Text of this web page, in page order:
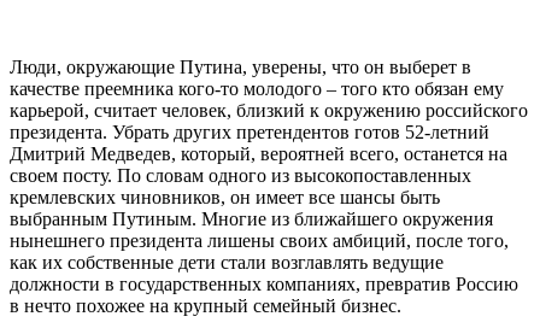
Люди, окружающие Путина, уверены, что он выберет в
качестве преемника кого-то молодого – того кто обязан ему
карьерой, считает человек, близкий к окружению российского
президента. Убрать других претендентов готов 52-летний
Дмитрий Медведев, который, вероятней всего, останется на
своем посту. По словам одного из высокопоставленных
кремлевских чиновников, он имеет все шансы быть
выбранным Путиным. Многие из ближайшего окружения
нынешнего президента лишены своих амбиций, после того,
как их собственные дети стали возглавлять ведущие
должности в государственных компаниях, превратив Россию
в нечто похожее на крупный семейный бизнес.